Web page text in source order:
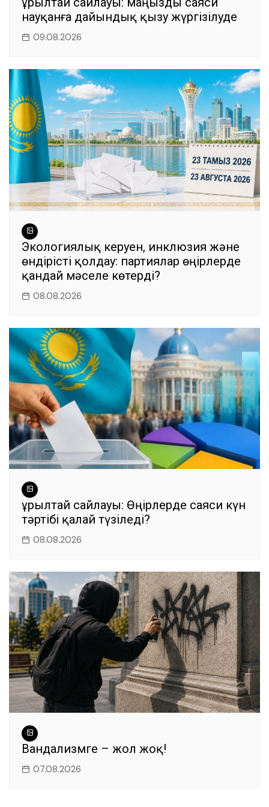
науқанға дайындық қызу жүргізілуде
09.08.2026
Экологиялық керуен, инклюзия және
өндірісті қолдау: партиялар өңірлерде
қандай мәселе көтерді?
08.08.2026
Құрылтай сайлауы: Өңірлерде саяси күн
тәртібі қалай түзіледі?
08.08.2026
Вандализмге – жол жоқ!
07.08.2026